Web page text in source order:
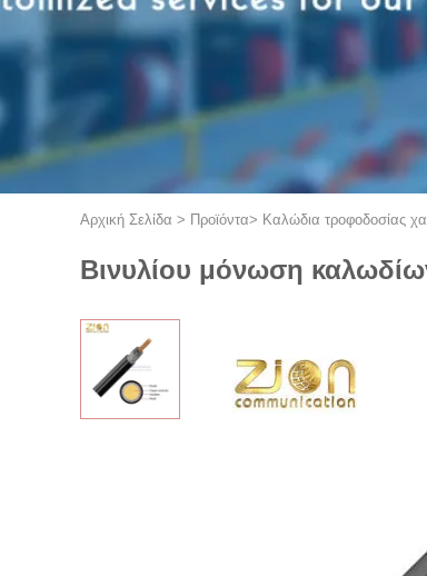
Αρχική Σελίδα > Προϊόντα> Καλώδια τροφοδοσίας
Βινυλίου μόνωση